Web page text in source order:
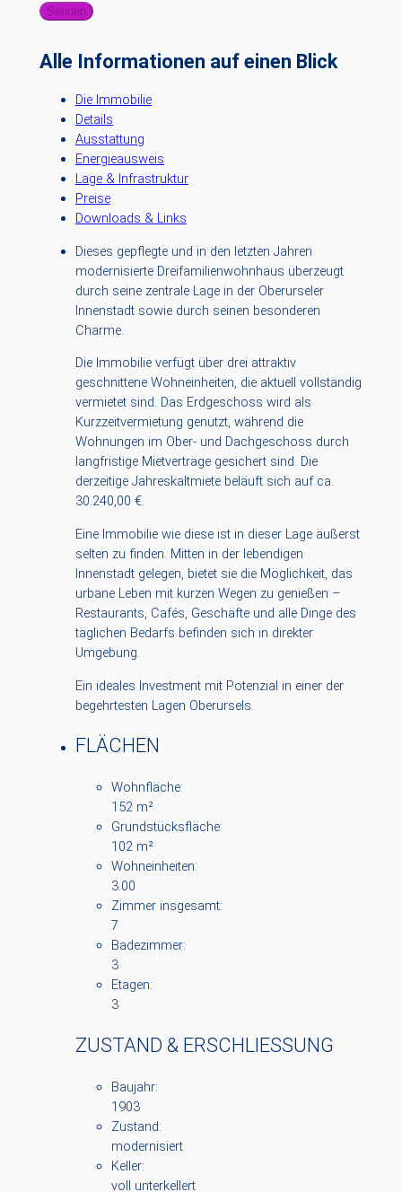
Senden
Alle Informationen auf einen Blick
Die Immobilie
Details
Ausstattung
Energieausweis
Lage & Infrastruktur
Preise
Downloads & Links
Dieses gepflegte und in den letzten Jahren
modernisierte Dreifamilienwohnhaus überzeugt
durch seine zentrale Lage in der Oberurseler
Innenstadt sowie durch seinen besonderen
Charme.
Die Immobilie verfügt über drei attraktiv
geschnittene Wohneinheiten, die aktuell vollständig
vermietet sind. Das Erdgeschoss wird als
Kurzzeitvermietung genutzt, während die
Wohnungen im Ober- und Dachgeschoss durch
langfristige Mietverträge gesichert sind. Die
derzeitige Jahreskaltmiete beläuft sich auf ca.
30.240,00 €.
Eine Immobilie wie diese ist in dieser Lage äußerst
selten zu finden. Mitten in der lebendigen
Innenstadt gelegen, bietet sie die Möglichkeit, das
urbane Leben mit kurzen Wegen zu genießen –
Restaurants, Cafés, Geschäfte und alle Dinge des
täglichen Bedarfs befinden sich in direkter
Umgebung.
Ein ideales Investment mit Potenzial in einer der
begehrtesten Lagen Oberursels.
FLÄCHEN
Wohnfläche:
152 m²
Grundstücksfläche:
102 m²
Wohneinheiten:
3.00
Zimmer insgesamt:
7
Badezimmer:
3
Etagen:
3
ZUSTAND & ERSCHLIESSUNG
Baujahr:
1903
Zustand:
modernisiert
Keller:
voll unterkellert